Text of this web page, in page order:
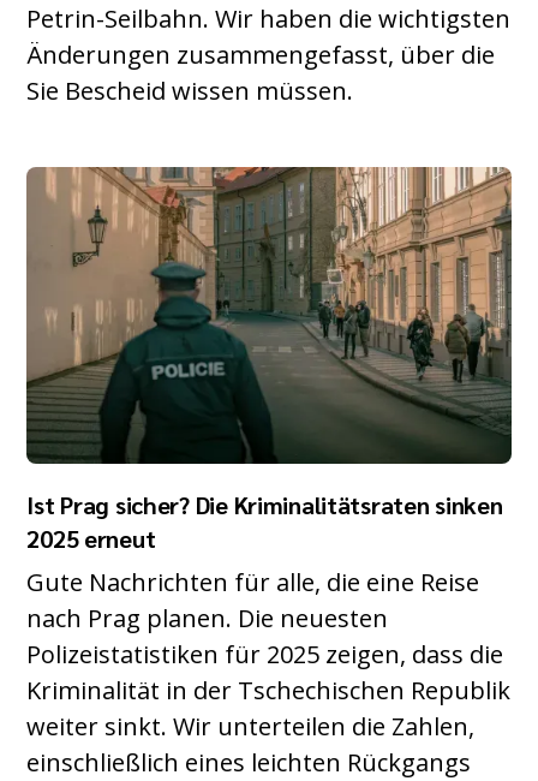
Petrin-Seilbahn. Wir haben die wichtigsten
Änderungen zusammengefasst, über die
Sie Bescheid wissen müssen.
Ist Prag sicher? Die Kriminalitätsraten sinken
2025 erneut
Gute Nachrichten für alle, die eine Reise
nach Prag planen. Die neuesten
Polizeistatistiken für 2025 zeigen, dass die
Kriminalität in der Tschechischen Republik
weiter sinkt. Wir unterteilen die Zahlen,
einschließlich eines leichten Rückgangs